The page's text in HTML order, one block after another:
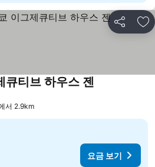
공유 즐
큐티브 하우스 젠
서 2.9km
요금 보기